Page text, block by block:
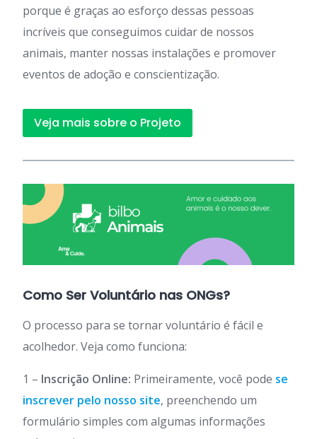
porque é graças ao esforço dessas pessoas
incríveis que conseguimos cuidar de nossos
animais, manter nossas instalações e promover
eventos de adoção e conscientização.
Veja mais sobre o Projeto
Como Ser Voluntário nas ONGs?
O processo para se tornar voluntário é fácil e
acolhedor. Veja como funciona:
1 – Inscrição Online: Primeiramente, você pode se
inscrever pelo nosso site, preenchendo um
formulário simples com algumas informações